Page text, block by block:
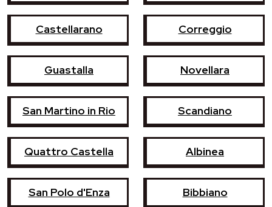
Castellarano Correggio
Guastalla Novellara
San Martino in Rio Scandiano
Quattro Castella Albinea
San Polo d'Enza Bibbiano